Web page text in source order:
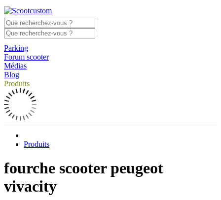
Parking
Forum scooter
Médias
Blog
Produits
Produits
fourche scooter peugeot
vivacity